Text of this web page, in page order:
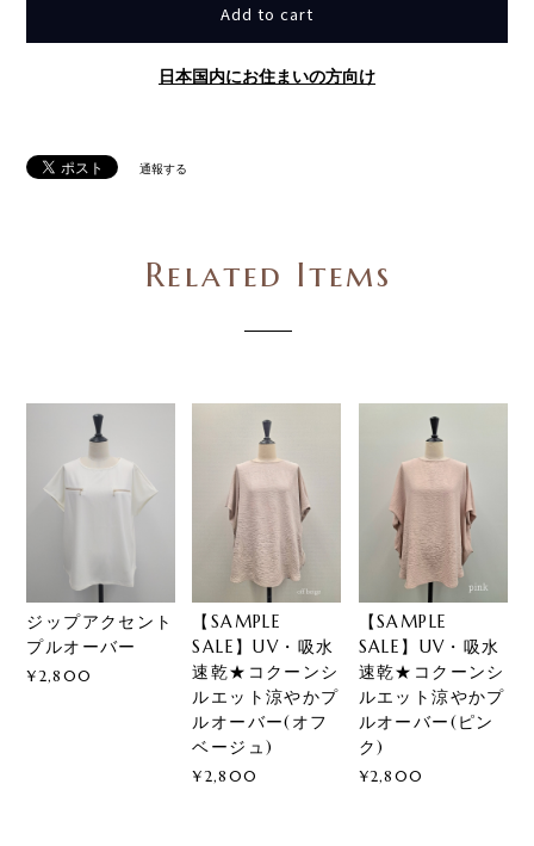
Add to cart
日本国内にお住まいの方向け
通報する
Related Items
ジップアクセント
プルオーバー
¥2,800
【SAMPLE
SALE】UV・吸水
速乾★コクーンシ
ルエット涼やかプ
ルオーバー(オフ
ベージュ)
¥2,800
【SAMPLE
SALE】UV・吸水
速乾★コクーンシ
ルエット涼やかプ
ルオーバー(ピン
ク)
¥2,800